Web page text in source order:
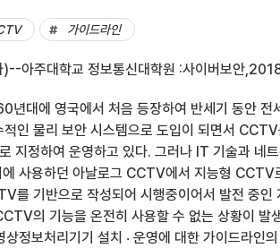
가이드라인
)--아주대학교 정보통신대학원 :사이버보안
대에 영국에서 처음 등장하여 반세기 동안 전
인 물리 보안 시스템으로 도입이 되면서
지정하여 운영하고 있다. 그러나 IT 기술과 네
에 사용하던 아날로그 CCTV에서 지능형 CCTV
를 기반으로 작성되어 시행중이어서 발전 중
의 기능을 온전히 사용할 수 없는 상황이 발
상정보처리기기 설치 ‧ 운영에 대한 가이드라인